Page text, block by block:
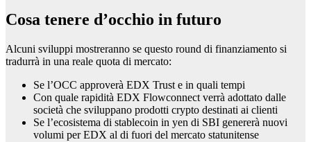
Cosa tenere d’occhio in futuro
Alcuni sviluppi mostreranno se questo round di finanziamento si
tradurrà in una reale quota di mercato:
Se l’OCC approverà EDX Trust e in quali tempi
Con quale rapidità EDX Flowconnect verrà adottato dalle
società che sviluppano prodotti crypto destinati ai clienti
Se l’ecosistema di stablecoin in yen di SBI genererà nuovi
volumi per EDX al di fuori del mercato statunitense